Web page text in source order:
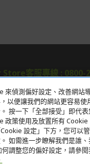
Store客服專線 : 0800-
關於宏碁
服務
宏碁網路商城
來偵測偏好設定、改善網站
以便讓我們的網站更容易使
按一下「全部接受」即代
政策使用及放置所有
設定」下方，您可以
如需進一步瞭解我們是誰
調整您的偏好設定，請參閱